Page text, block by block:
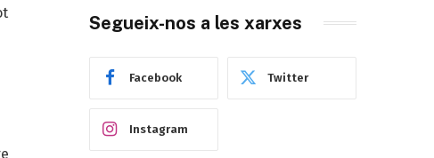
Segueix-nos a les xarxes
Facebook Twitter
Instagram